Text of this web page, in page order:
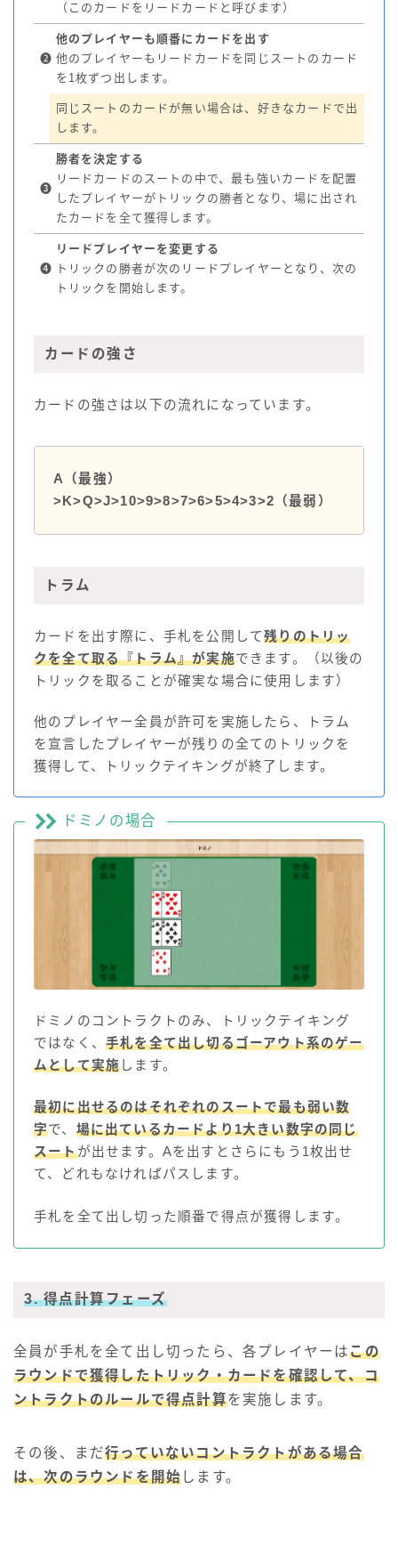
（このカードをリードカードと呼びます）
❷
他のプレイヤーも順番にカードを出す
他のプレイヤーもリードカードを同じスートのカード
を1枚ずつ出します。
同じスートのカードが無い場合は、好きなカードで出
します。
❸
勝者を決定する
リードカードのスートの中で、最も強いカードを配置
したプレイヤーがトリックの勝者となり、場に出され
たカードを全て獲得します。
❹
リードプレイヤーを変更する
トリックの勝者が次のリードプレイヤーとなり、次の
トリックを開始します。
カードの強さ
カードの強さは以下の流れになっています。
A（最強）
>K>Q>J>10>9>8>7>6>5>4>3>2（最弱）
トラム
カードを出す際に、手札を公開して残りのトリッ
クを全て取る『トラム』が実施できます。（以後の
トリックを取ることが確実な場合に使用します）
他のプレイヤー全員が許可を実施したら、トラム
を宣言したプレイヤーが残りの全てのトリックを
獲得して、トリックテイキングが終了します。
ドミノの場合
ドミノのコントラクトのみ、トリックテイキング
ではなく、 手札を全て出し切るゴーアウト系のゲー
ムとして実施 します。
最初に出せるのはそれぞれのスートで最も弱い数
字で、 場に出ているカードより1大きい数字の同じ
スートが出せます。Aを出すとさらにもう1枚出せ
て、どれもなければパスします。
手札を全て出し切った順番で得点が獲得します。
3. 得点計算フェーズ
全員が手札を全て出し切ったら、各プレイヤーはこの
ラウンドで獲得したトリック・カードを確認して、コ
ントラクトのルールで得点計算を実施します。
その後、まだ行っていないコントラクトがある場合
は、次のラウンドを開始 します。